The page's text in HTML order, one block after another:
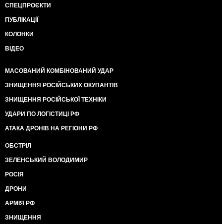
СПЕЦПРОЄКТИ
ПУБЛІКАЦІЇ
КОЛОНКИ
ВІДЕО
МАСОВАНИЙ КОМБІНОВАНИЙ УДАР
ЗНИЩЕННЯ РОСІЙСЬКИХ ОКУПАНТІВ
ЗНИЩЕННЯ РОСІЙСЬКОЇ ТЕХНІКИ
УДАРИ ПО ЛОГІСТИЦІ РФ
АТАКА ДРОНІВ НА РЕГІОНИ РФ
ОБСТРІЛ
ЗЕЛЕНСЬКИЙ ВОЛОДИМИР
РОСІЯ
ДРОНИ
АРМІЯ РФ
ЗНИЩЕННЯ